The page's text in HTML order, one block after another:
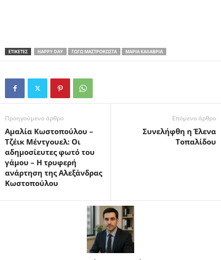
ΕΤΙΚΕΤΕΣ HAPPY DAY ΓΩΓΏ ΜΑΣΤΡΟΚΏΣΤΑ ΜΑΡΊΑ ΚΑΛΑΒΡΙΑ
Προηγούμενο άρθρο
Αμαλία Κωστοπούλου –
Τζέικ Μέντγουελ: Οι
αδημοσίευτες φωτό του
γάμου – Η τρυφερή
ανάρτηση της Αλεξάνδρας
Κωστοπούλου
Επόμενο άρθρο
Συνελήφθη η Έλενα
Τοπαλίδου